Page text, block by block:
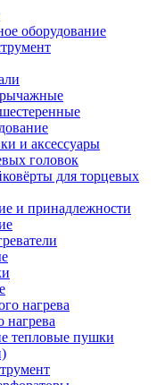
оборудование
и аксессуары
головок
для торцевых
и принадлежности
нагрева
нагрева
тепловые пушки